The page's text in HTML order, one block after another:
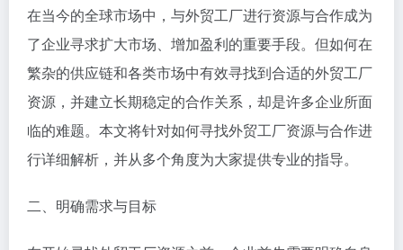
在当今的全球市场中，与外贸工厂进行资源与合作成为
了企业寻求扩大市场、增加盈利的重要手段。但如何在
繁杂的供应链和各类市场中有效寻找到合适的外贸工厂
资源，并建立长期稳定的合作关系，却是许多企业所面
临的难题。本文将针对如何寻找外贸工厂资源与合作进
行详细解析，并从多个角度为大家提供专业的指导。
二、明确需求与目标